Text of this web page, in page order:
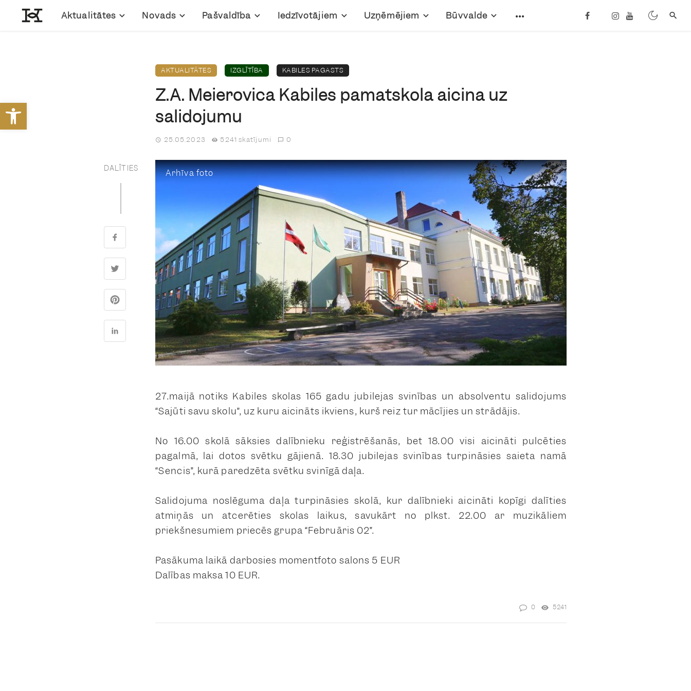
Open toolbar
Aktualitātes Novads Pašvaldība Iedzīvotājiem Uzņēmējiem Būvvalde
AKTUALITĀTES IZGLĪTĪBA KABILES PAGASTS
Z.A. Meierovica Kabiles pamatskola aicina uz
salidojumu
25.05.2023 5241 skatījumi 0
DALĪTIES Arhīva foto
27.maijā notiks Kabiles skolas 165 gadu jubilejas svinības un absolventu salidojums
“Sajūti savu skolu”, uz kuru aicināts ikviens, kurš reiz tur mācījies un strādājis.
No 16.00 skolā sāksies dalībnieku reģistrēšanās, bet 18.00 visi aicināti pulcēties
pagalmā, lai dotos svētku gājienā. 18.30 jubilejas svinības turpināsies saieta namā
“Sencis”, kurā paredzēta svētku svinīgā daļa.
Salidojuma noslēguma daļa turpināsies skolā, kur dalībnieki aicināti kopīgi dalīties
atmiņās un atcerēties skolas laikus, savukārt no plkst. 22.00 ar muzikāliem
priekšnesumiem priecēs grupa “Februāris 02”.
Pasākuma laikā darbosies momentfoto salons 5 EUR
Dalības maksa 10 EUR.
0 5241